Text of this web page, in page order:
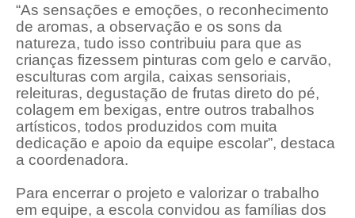
“As sensações e emoções, o reconhecimento
de aromas, a observação e os sons da
natureza, tudo isso contribuiu para que as
crianças fizessem pinturas com gelo e carvão,
esculturas com argila, caixas sensoriais,
releituras, degustação de frutas direto do pé,
colagem em bexigas, entre outros trabalhos
artísticos, todos produzidos com muita
dedicação e apoio da equipe escolar”, destaca
a coordenadora.
Para encerrar o projeto e valorizar o trabalho
em equipe, a escola convidou as famílias dos